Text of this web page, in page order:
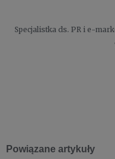
Specjalistka ds. PR i e-
Powiązane artykuły